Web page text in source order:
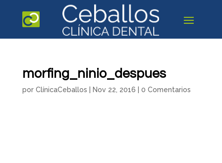
morfing_ninio_despues
por ClínicaCeballos Nov 22, 2016 0 Comentarios